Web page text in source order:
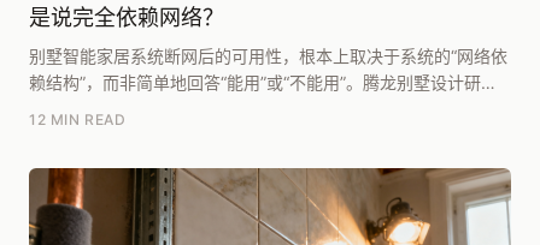
是说完全依赖网络？
别墅智能家居系统断网后的可用性，根本上取决于系统的“网络依
赖结构”，而非简单地回答“能用”或“不能用”。腾龙别墅设计研究
12 MIN READ